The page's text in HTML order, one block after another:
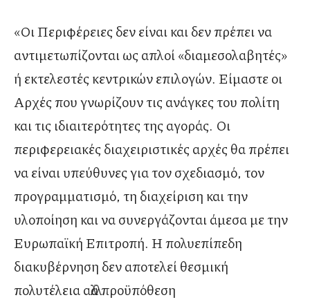
«Οι Περιφέρειες δεν είναι και δεν πρέπει να
αντιμετωπίζονται ως απλοί «διαμεσολαβητές»
ή εκτελεστές κεντρικών επιλογών. Είμαστε οι
Αρχές που γνωρίζουν τις ανάγκες του πολίτη
και τις ιδιαιτερότητες της αγοράς. Οι
περιφερειακές διαχειριστικές αρχές θα πρέπει
να είναι υπεύθυνες για τον σχεδιασμό, τον
προγραμματισμό, τη διαχείριση και την
υλοποίηση και να συνεργάζονται άμεσα με την
Ευρωπαϊκή Επιτροπή. Η πολυεπίπεδη
διακυβέρνηση δεν αποτελεί θεσμική
πολυτέλεια αλλά προϋπόθεση